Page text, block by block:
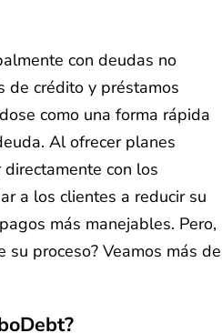
con deudas no
de crédito y préstamos
como una forma rápida
Al ofrecer planes
con los
a los clientes a reducir su
más manejables. Pero,
su proceso? Veamos más de